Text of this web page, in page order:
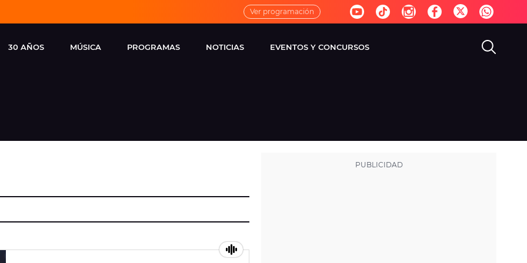
Ver programación
30 AÑOS
FM
MÚSICA PROGRAMAS
VIRALES
NOTICIAS EVENTOS Y CONCURSOS